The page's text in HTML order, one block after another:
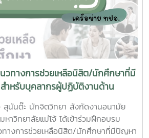
วทางการช่วยเหลือนิสิต/นักศึกษาที่มี
ำหรับบุคลากรผู้ปฏิบัติงานด้าน
ะ นักจิตวิทยา สังกัดงานอนามัย
วิทยาลัยแม่โจ้ ได้เข้าร่วมฝึกอบรม
ทางการช่วยเหลือนิสิต/นักศึกษาที่มีปัญหา